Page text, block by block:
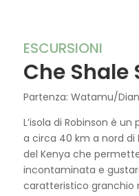
ESCURSIONI
Che Shale
Partenza: Watamu/
L’isola di Robinson è
a circa 40 km a nord di
del Kenya che
incontaminata e
caratteristico granchio